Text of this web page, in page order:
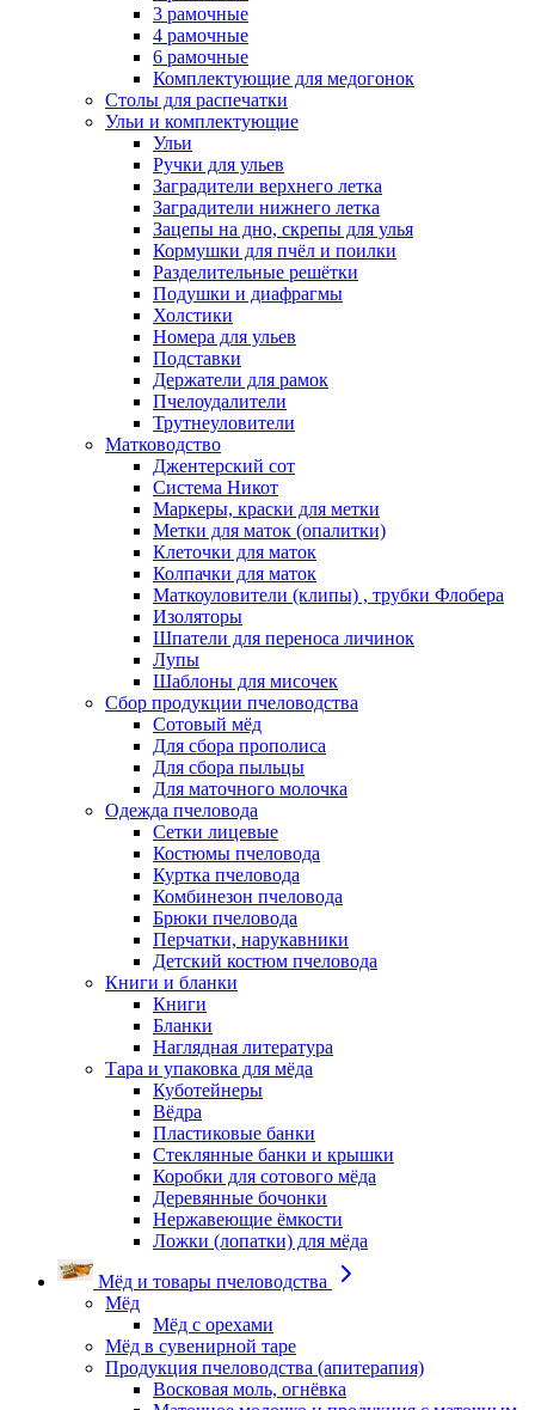
3 рамочные
4 рамочные
6 рамочные
Комплектующие для медогонок
Столы для распечатки
Ульи и комплектующие
Ульи
Ручки для ульев
Заградители верхнего летка
Заградители нижнего летка
Зацепы на дно, скрепы для улья
Кормушки для пчёл и поилки
Разделительные решётки
Подушки и диафрагмы
Холстики
Номера для ульев
Подставки
Держатели для рамок
Пчелоудалители
Трутнеуловители
Матководство
Джентерский сот
Система Никот
Маркеры, краски для метки
Метки для маток (опалитки)
Клеточки для маток
Колпачки для маток
Маткоуловители (клипы) , трубки Флобера
Изоляторы
Шпатели для переноса личинок
Лупы
Шаблоны для мисочек
Сбор продукции пчеловодства
Сотовый мёд
Для сбора прополиса
Для сбора пыльцы
Для маточного молочка
Одежда пчеловода
Сетки лицевые
Костюмы пчеловода
Куртка пчеловода
Комбинезон пчеловода
Брюки пчеловода
Перчатки, нарукавники
Детский костюм пчеловода
Книги и бланки
Книги
Бланки
Наглядная литература
Тара и упаковка для мёда
Куботейнеры
Вёдра
Пластиковые банки
Стеклянные банки и крышки
Коробки для сотового мёда
Деревянные бочонки
Нержавеющие ёмкости
Ложки (лопатки) для мёда
Мёд и товары пчеловодства
Мёд
Мёд с орехами
Мёд в сувенирной таре
Продукция пчеловодства (апитерапия)
Восковая моль, огнёвка